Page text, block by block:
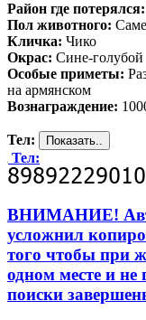
Район где потерялся:
Пол животного:
Кличка: Чико
Окрас: Сине-голубой
Особые приметы:
на армянском
Вознаграждение:
Тел:
Тел:
ВНИМАНИЕ!
усложнил
того чтобы при
одном месте и не
поиски